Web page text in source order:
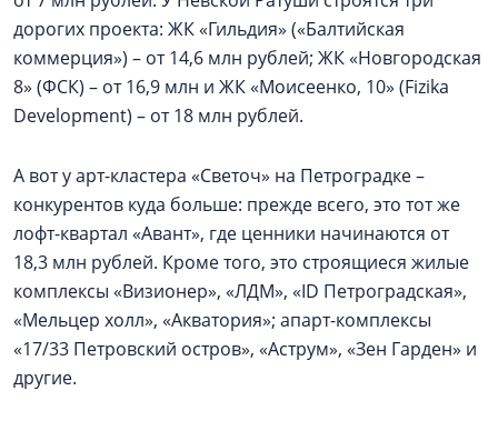
дорогих проекта: ЖК «Гильдия» («Балтийская
коммерция») – от 14,6 млн рублей; ЖК «Новгородская
8» (ФСК) – от 16,9 млн и ЖК «Моисеенко, 10» (Fizika
Development) – от 18 млн рублей.
А вот у арт-кластера «Светоч» на Петроградке –
конкурентов куда больше: прежде всего, это тот же
лофт-квартал «Авант», где ценники начинаются от
18,3 млн рублей. Кроме того, это строящиеся жилые
комплексы «Визионер», «ЛДМ», «ID Петроградская»,
«Мельцер холл», «Акватория»; апарт-комплексы
«17/33 Петровский остров», «Аструм», «Зен Гарден» и
другие.